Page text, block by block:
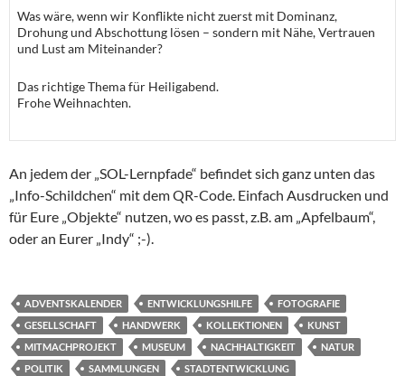
Was wäre, wenn wir Konflikte nicht zuerst mit Dominanz,
Drohung und Abschottung lösen – sondern mit Nähe, Vertrauen
und Lust am Miteinander?
Das richtige Thema für Heiligabend.
Frohe Weihnachten.
An jedem der „SOL-Lernpfade“ befindet sich ganz unten das
„Info-Schildchen“ mit dem QR-Code. Einfach Ausdrucken und
für Eure „Objekte“ nutzen, wo es passt, z.B. am „Apfelbaum“,
oder an Eurer „Indy“ ;-).
ADVENTSKALENDER ENTWICKLUNGSHILFE
FOTOGRAFIE
GESELLSCHAFT
HANDWERK KOLLEKTIONEN
KUNST
MITMACHPROJEKT
MUSEUM NACHHALTIGKEIT
NATUR
POLITIK
SAMMLUNGEN STADTENTWICKLUNG